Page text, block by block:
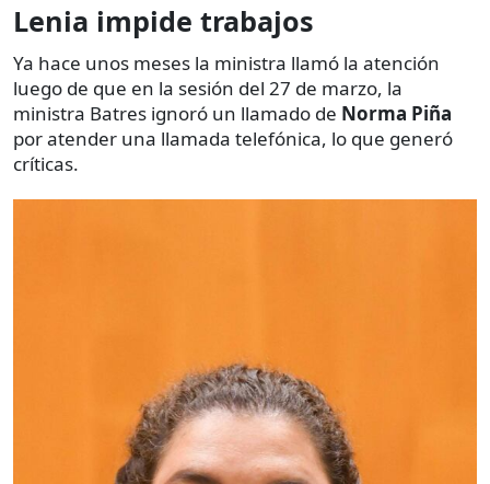
Lenia impide trabajos
Ya hace unos meses la ministra llamó la atención
luego de que en la sesión del 27 de marzo, la
ministra Batres ignoró un llamado de Norma Piña
por atender una llamada telefónica, lo que generó
críticas.